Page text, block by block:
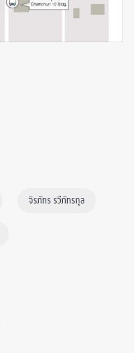
จิรภัทร รวีภัทรกุล